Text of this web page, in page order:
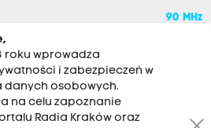
90 MHz
roku wprowadza
i zabezpieczeń w
danych osobowych.
na celu zapoznanie
Radia Kraków oraz